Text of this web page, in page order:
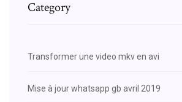
Category
Transformer une video mkv en avi
Mise à jour whatsapp gb avril 2019